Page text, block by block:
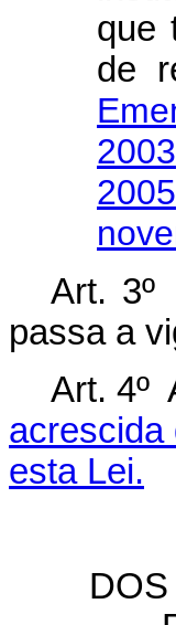
que
de
2005
Art.
passa a
Art. 4º
acrescida
esta Lei.